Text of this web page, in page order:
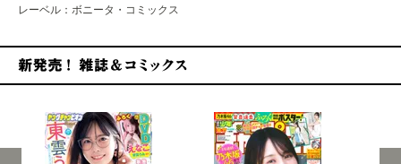
レーベル：ボニータ・コミックス